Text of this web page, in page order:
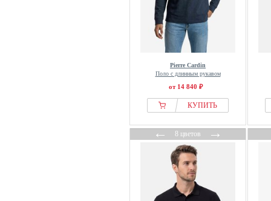
Pierre Cardin
Поло с длинным рукавом
от 14 840 ₽
КУПИТЬ
←8 цветов→